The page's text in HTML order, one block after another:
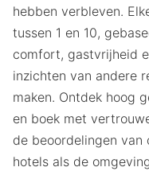
hebben verbleven.
tussen 1 en 10,
comfort, gastvrijheid
inzichten van andere
maken. Ontdek hoog
en boek met
de beoordelingen van
hotels als de